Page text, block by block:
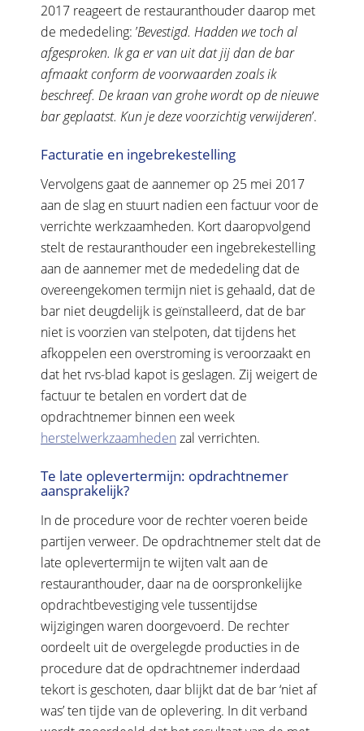
2017 reageert de restauranthouder daarop met
de mededeling: ’Bevestigd. Hadden we toch al
afgesproken. Ik ga er van uit dat jij dan de bar
afmaakt conform de voorwaarden zoals ik
beschreef. De kraan van grohe wordt op de nieuwe
bar geplaatst. Kun je deze voorzichtig verwijderen’.
Facturatie en ingebrekestelling
Vervolgens gaat de aannemer op 25 mei 2017
aan de slag en stuurt nadien een factuur voor de
verrichte werkzaamheden. Kort daaropvolgend
stelt de restauranthouder een ingebrekestelling
aan de aannemer met de mededeling dat de
overeengekomen termijn niet is gehaald, dat de
bar niet deugdelijk is geïnstalleerd, dat de bar
niet is voorzien van stelpoten, dat tijdens het
afkoppelen een overstroming is veroorzaakt en
dat het rvs-blad kapot is geslagen. Zij weigert de
factuur te betalen en vordert dat de
opdrachtnemer binnen een week
herstelwerkzaamheden zal verrichten.
Te late oplevertermijn: opdrachtnemer
aansprakelijk?
In de procedure voor de rechter voeren beide
partijen verweer. De opdrachtnemer stelt dat de
late oplevertermijn te wijten valt aan de
restauranthouder, daar na de oorspronkelijke
opdrachtbevestiging vele tussentijdse
wijzigingen waren doorgevoerd. De rechter
oordeelt uit de overgelegde producties in de
procedure dat de opdrachtnemer inderdaad
tekort is geschoten, daar blijkt dat de bar ‘niet af
was’ ten tijde van de oplevering. In dit verband